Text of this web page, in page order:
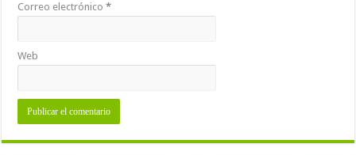
Correo electrónico*
Web